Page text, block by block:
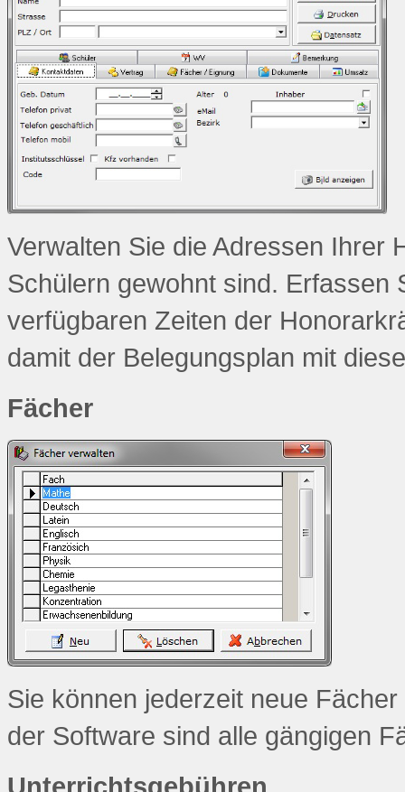
Verwalten Sie die Adressen Ihrer
Schülern gewohnt sind. Erfassen
verfügbaren Zeiten der
damit der Belegungsplan mit
Fächer
Sie können jederzeit neue
der Software sind alle gängigen